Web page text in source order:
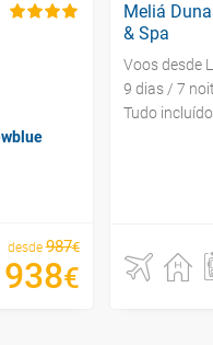
desde 987€
938€
Meliá
& Spa
Voos desde
9 dias / 7
Tudo incluído